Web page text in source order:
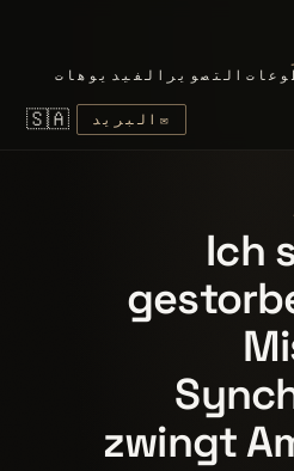
التصوير
الفيديوهات
✉ البريد 🇸🇦
"Ich
zwingt